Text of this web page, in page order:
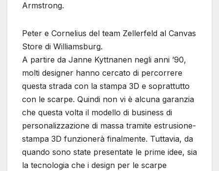
Armstrong.
Peter e Cornelius del team Zellerfeld al Canvas
Store di Williamsburg.
A partire da Janne Kyttnanen negli anni ’90,
molti designer hanno cercato di percorrere
questa strada con la stampa 3D e soprattutto
con le scarpe. Quindi non vi è alcuna garanzia
che questa volta il modello di business di
personalizzazione di massa tramite estrusione-
stampa 3D funzionerà finalmente. Tuttavia, da
quando sono state presentate le prime idee, sia
la tecnologia che i design per le scarpe